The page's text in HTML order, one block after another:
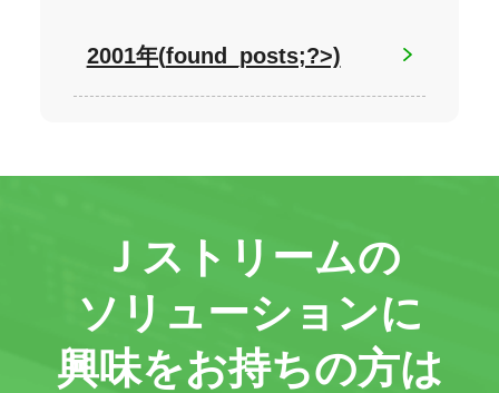
2001年(found_posts;?>)
Ｊストリームの
ソリューションに
興味をお持ちの方は